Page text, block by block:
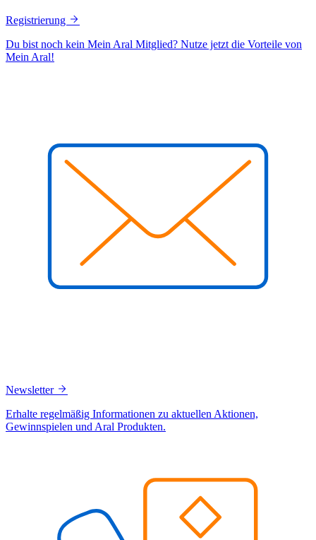
Registrierung
Du bist noch kein Mein Aral Mitglied? Nutze jetzt die Vorteile von
Mein Aral!
Newsletter
Erhalte regelmäßig Informationen zu aktuellen Aktionen,
Gewinnspielen und Aral Produkten.